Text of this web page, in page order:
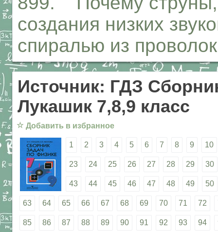
создания низких
спиралью из
Источник: ГДЗ
Лукашик 7,8,9 класс
☆ Добавить в избранное
1 2 3 4 5 6 7 8 9 10
23 24 25 26 27 28 29 30
43 44 45 46 47 48 49 50
63 64 65 66 67 68 69 70 71 72
85 86 87 88 89 90 91 92 93 94